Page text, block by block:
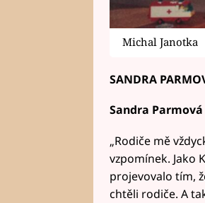
Michal Janotka
SANDRA
Sandra Parmová
„Rodiče mě
vzpomínek. Jako
projevovalo tím,
chtěli rodiče. A